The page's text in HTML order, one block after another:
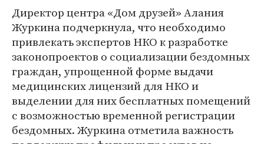
Директор центра «Дом друзей» Алания
Журкина подчеркнула, что необходимо
привлекать экспертов НКО к разработке
законопроектов о социализации бездомных
граждан, упрощенной форме выдачи
медицинских лицензий для НКО и
выделении для них бесплатных помещений
с возможностью временной регистрации
бездомных. Журкина отметила важность